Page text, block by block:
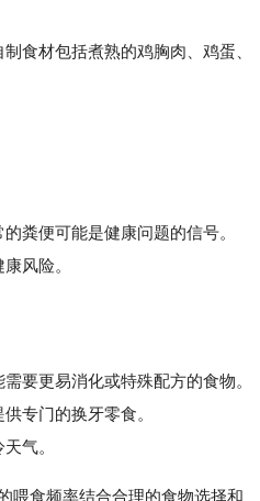
食材包括煮熟的鸡胸肉、鸡蛋、
粪便可能是健康问题的信号。
风险。
要更易消化或特殊配方的食物。
专门的换牙零食。
气。
喂食频率结合合理的食物选择和